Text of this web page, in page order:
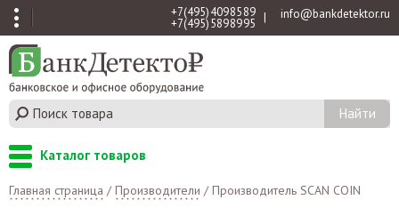
+7 (495) 409 85 89
+7 (495) 589 89 95 | info@bankdetektor.ru
Каталог товаров
Главная страница /Производители /Производитель SCAN COIN